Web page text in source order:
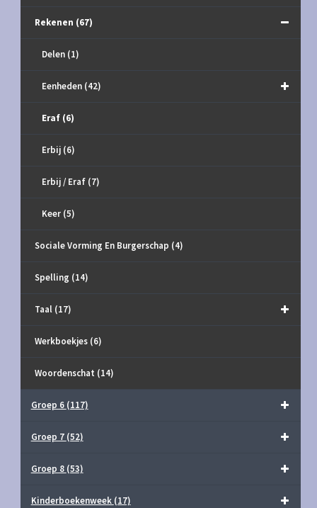
Rekenen (67)
Delen (1)
Eenheden (42)
Eraf (6)
Erbij (6)
Erbij / Eraf (7)
Keer (5)
Sociale Vorming En Burgerschap (4)
Spelling (14)
Taal (17)
Werkboekjes (6)
Woordenschat (14)
Groep 6 (117)
Groep 7 (52)
Groep 8 (53)
Kinderboekenweek (17)